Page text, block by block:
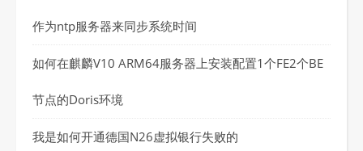
作为ntp服务器来同步系统时间
如何在麒麟V10 ARM64服务器上安装配置1个FE2个BE
节点的Doris环境
我是如何开通德国N26虚拟银行失败的